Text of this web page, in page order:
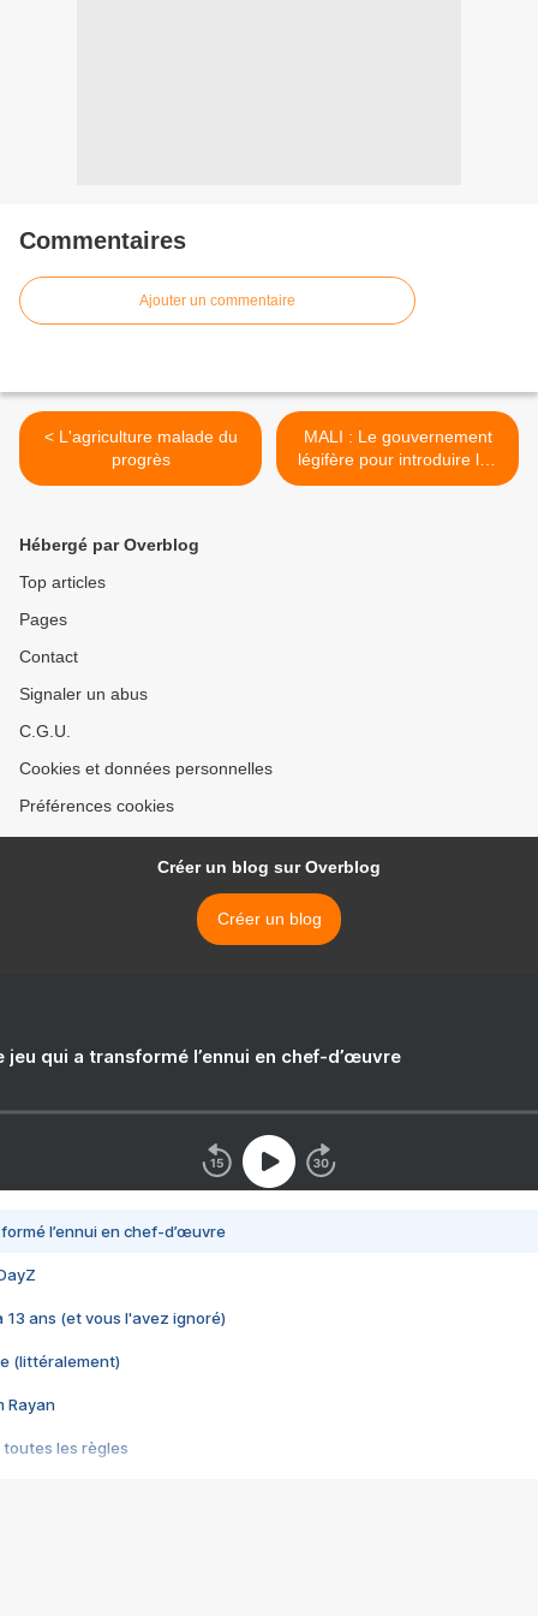
Commentaires
Ajouter un commentaire
< L'agriculture malade du
progrès
MALI : Le gouvernement
légifère pour introduire les
OGM contre la volonté des
Hébergé par Overblog
Top articles
Pages
Contact
Signaler un abus
C.G.U.
Cookies et données personnelles
Préférences cookies
Créer un blog sur Overblog
Créer un blog
jeu qui a transformé l’ennui en chef-d’œuvre
l’ennui en chef-d’œuvre
13 ans (et vous l'avez ignoré)
(littéralement)
Rayan
toutes les règles